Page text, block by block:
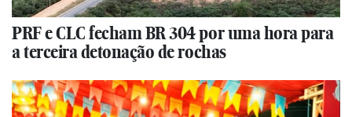
PRF e CLC fecham BR 304 por uma hora para
a terceira detonação de rochas